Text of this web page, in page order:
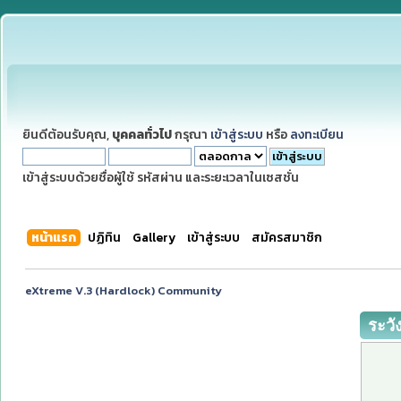
ยินดีต้อนรับคุณ, บุคคลทั่วไปกรุณา เข้าสู่ระบบ หรือ ลงทะเบียน
เข้าสู่ระบบด้วยชื่อผู้ใช้ รหัสผ่าน และระยะเวลาในเซสชั่น
หน้าแรก ปฏิทิน Gallery เข้าสู่ระบบ สมัครสมาชิก
eXtreme V.3 (Hardlock) Community
ระวั